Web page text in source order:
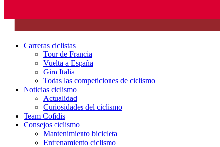
Carreras ciclistas
Tour de Francia
Vuelta a España
Giro Italia
Todas las competiciones de ciclismo
Noticias ciclismo
Actualidad
Curiosidades del ciclismo
Team Cofidis
Consejos ciclismo
Mantenimiento bicicleta
Entrenamiento ciclismo